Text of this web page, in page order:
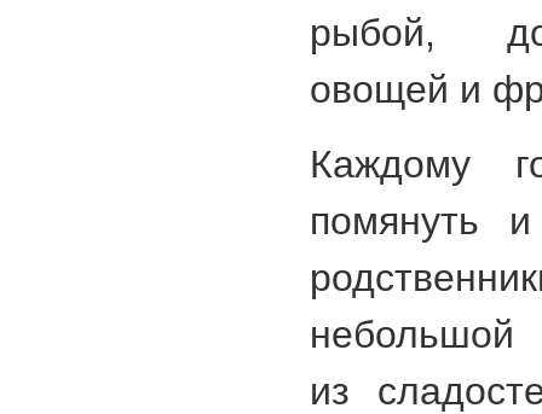
рыбой,
овощей и
Каждому
помянуть
небольшой
из